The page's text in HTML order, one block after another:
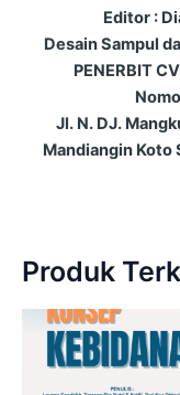
Editor :
Desain Sampul
PENERBIT
Jl. N. DJ.
Mandiangin Koto
Produk